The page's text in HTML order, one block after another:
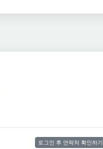
로그인 후 연락처 확인하기